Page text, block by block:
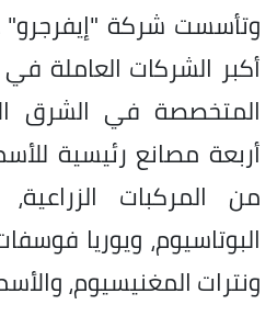
أكبر الشركات العاملة
المتخصصة في الشرق
أربعة مصانع رئيسية
من المركبات
البوتاسيوم، ويوريا
ونترات المغنيسيوم،